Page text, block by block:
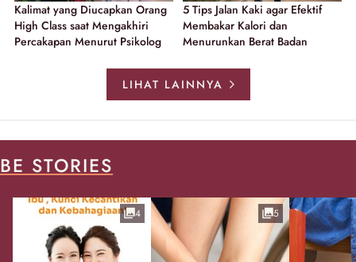
Kalimat yang Diucapkan Orang
High Class saat Mengakhiri
Percakapan Menurut Psikolog
5 Tips Jalan Kaki agar Efektif
Membakar Kalori dan
Menurunkan Berat Badan
LIHAT LAINNYA
BE STORIES
4 5